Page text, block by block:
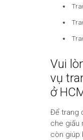
Vui
vụ
ở
Để trang
che giấu
còn giúp